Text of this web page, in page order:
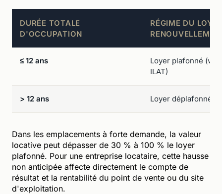
DURÉE TOTALE
D'OCCUPATION
RÉGIME DU
≤ 12 ans
Loyer plafonné
ILAT)
> 12 ans Loyer déplafonné
Dans les emplacements à forte demande, la valeur
locative peut dépasser de 30 % à 100 % le loyer
plafonné. Pour une entreprise locataire, cette hausse
non anticipée affecte directement le compte de
résultat et la rentabilité du point de vente ou du site
d'exploitation.